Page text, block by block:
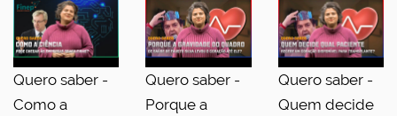
Quero saber -
Como a
Quero saber -
Porque a
Quero saber -
Quem decide